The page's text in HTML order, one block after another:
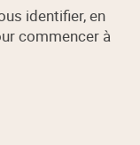
identifier, en
commencer à